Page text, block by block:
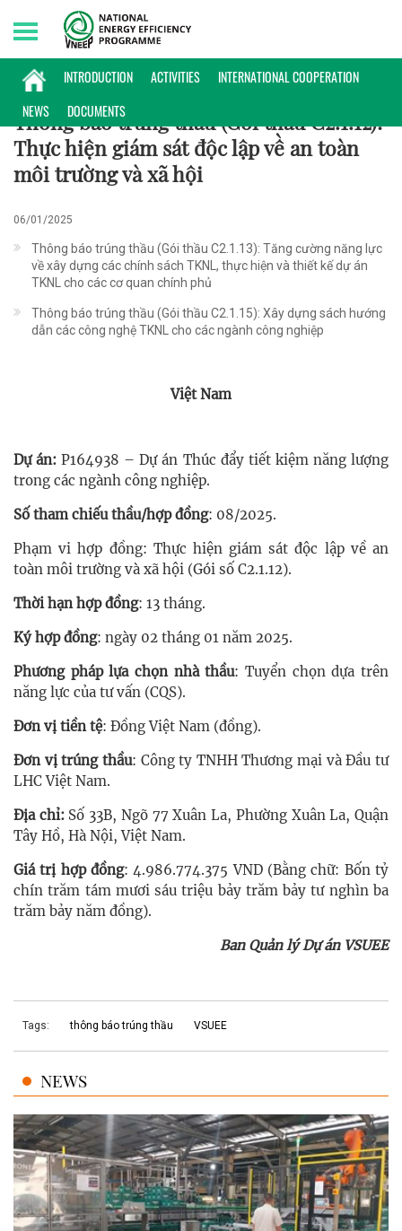
INTRODUCTION ACTIVITIES
INTERNATIONAL COOPERATION
NEWS
DOCUMENTS
Saturday, 08/08/2026 | 11:10 GMT+7
HỢP TÁC QUỐC TẾ
Thông báo trúng thầu (Gói thầu C2.1.12):
Thực hiện giám sát độc lập về an toàn
môi trường và xã hội
06/01/2025
Thông báo trúng thầu (Gói thầu C2.1.13): Tăng cường năng lực
về xây dựng các chính sách TKNL, thực hiện và thiết kế dự án
TKNL cho các cơ quan chính phủ
Thông báo trúng thầu (Gói thầu C2.1.15): Xây dựng sách hướng
dẫn các công nghệ TKNL cho các ngành công nghiệp
Việt Nam
Dự án: P164938 – Dự án Thúc đẩy tiết kiệm năng lượng
trong các ngành công nghiệp.
Số tham chiếu thầu/hợp đồng: 08/2025.
Phạm vi hợp đồng: Thực hiện giám sát độc lập về an
toàn môi trường và xã hội (Gói số C2.1.12).
Thời hạn hợp đồng: 13 tháng.
Ký hợp đồng: ngày 02 tháng 01 năm 2025.
Phương pháp lựa chọn nhà thầu: Tuyển chọn dựa trên
năng lực của tư vấn (CQS).
Đơn vị tiền tệ: Đồng Việt Nam (đồng).
Đơn vị trúng thầu: Công ty TNHH Thương mại và Đầu tư
LHC Việt Nam.
Địa chỉ:Số 33B, Ngõ 77 Xuân La, Phường Xuân La, Quận
Tây Hồ, Hà Nội, Việt Nam.
Giá trị hợp đồng: 4.986.774.375 VND (Bằng chữ: Bốn tỷ
chín trăm tám mươi sáu triệu bảy trăm bảy tư nghìn ba
trăm bảy năm đồng).
Ban Quản lý Dự án VSUEE
Tags: thông báo trúng thầu VSUEE
NEWS